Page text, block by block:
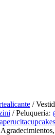
/
/ Peluquería: